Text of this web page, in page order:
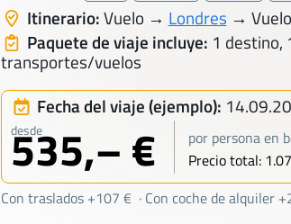
Itinerario:Vuelo → Londres →
Paquete de viaje incluye: 1 destino,
transportes/vuelos
Fecha del viaje (ejemplo):
desde
535,– €
por persona en
Precio total:
Con traslados +107 € · Con coche de alquiler